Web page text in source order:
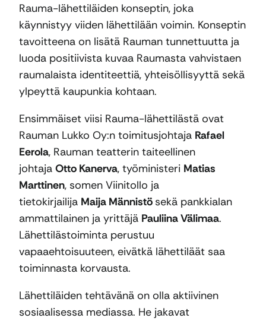
Rauma-lähettiläiden konseptin, joka
käynnistyy viiden lähettilään voimin. Konseptin
tavoitteena on lisätä Rauman tunnettuutta ja
luoda positiivista kuvaa Raumasta vahvistaen
raumalaista identiteettiä, yhteisöllisyyttä sekä
ylpeyttä kaupunkia kohtaan.
Ensimmäiset viisi Rauma-lähettilästä ovat
Rauman Lukko Oy:n toimitusjohtaja Rafael
Eerola, Rauman teatterin taiteellinen
johtaja Otto Kanerva, työministeri Matias
Marttinen, somen Viinitollo ja
tietokirjailija Maija Männistösekä pankkialan
ammattilainen ja yrittäjä Pauliina Välimaa.
Lähettilästoiminta perustuu
vapaaehtoisuuteen, eivätkä lähettiläät saa
toiminnasta korvausta.
Lähettiläiden tehtävänä on olla aktiivinen
sosiaalisessa mediassa. He jakavat